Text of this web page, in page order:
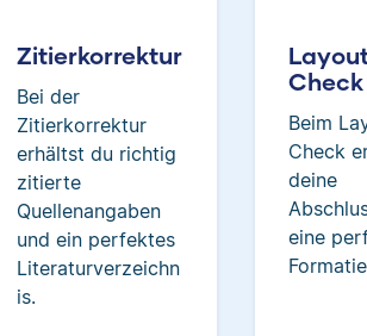
Zitierkorrektur
Bei der
Zitierkorrektur
erhältst du richtig
zitierte
Quellenangaben
und ein perfektes
Literaturverzeichn
is.
Check
Beim
Check
deine
eine
Jonathan hat
Kulturwissenschaften
und arbeitet neben seiner
Kunstuniversität.